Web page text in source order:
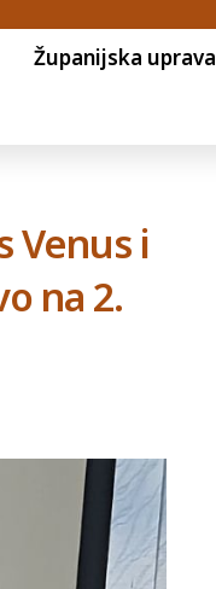
Županijska uprava
Venus i
na 2.